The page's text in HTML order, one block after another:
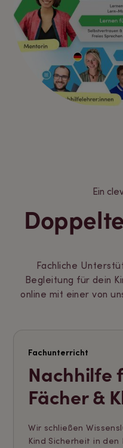
Ein
Fachliche
Begleitung für dein
online mit einer von
Fachunterricht
Nachhilfe
Fächer &
Wir schließen
Kind Sicherheit in den